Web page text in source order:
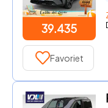
39.435
Favoriet